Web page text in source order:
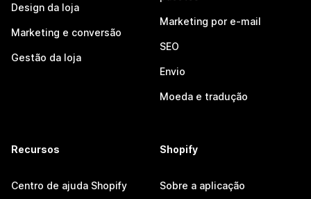
Design da loja
Marketing e conversão
Gestão da loja
Marketing por e-mail
SEO
Envio
Moeda e tradução
Recursos
Centro de ajuda Shopify
Shopify
Sobre a aplicação